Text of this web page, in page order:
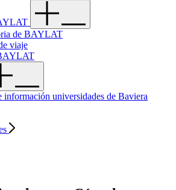
de BAYLAT
viaje
información universidades de Baviera